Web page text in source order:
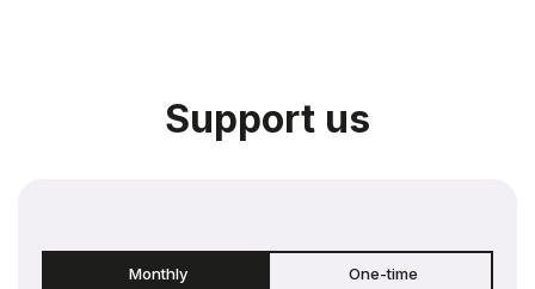
Support us
Monthly One-time